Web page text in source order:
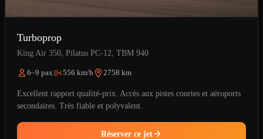
Turboprop
King Air 350, Pilatus PC-12, TBM 940
6–9 pax 556 km/h 2758 km
Excellent rapport qualité-prix. Accès aux pistes courtes et aéroports
secondaires. Très fiable et polyvalent.
Réserver ce jet